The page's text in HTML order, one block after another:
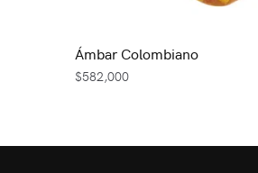
Ámbar Colombiano
$582,000